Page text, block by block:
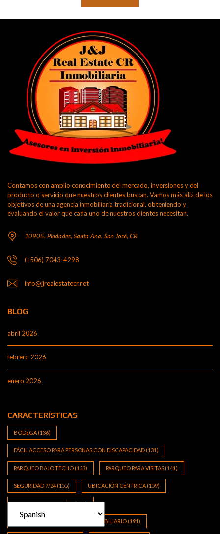
Contamos con amplio conocimiento del mercado, inversiones y del
producto o servicio que nuestros clientes buscan. Vamos más allá de los
objetivos de una agencia inmobiliaria tradicional, obteniendo y
evaluando el valor que cada uno de nuestros clientes necesitan.
10905, Piedades, Santa Ana, San José, CR
(+506) 7043-4298
info@jjrealestatecr.net
BLOG
abril 2026
febrero 2026
enero 2026
CARACTERÍSTICAS
BODEGA (136)
FÁCIL ACCESO PARA PERSONAS CON DISCAPACIDAD (131)
PARQUEO BAJO TECHO (123) PARQUEO PARA VISITAS (141)
SEGURIDAD 7/24 (155) UBICACIÓN CÉNTRICA (159)
VISTA A LAS MONTAÑAS(111)
ZONA DE ALTO CRECIMIENTO INMOBILIARIO (191)